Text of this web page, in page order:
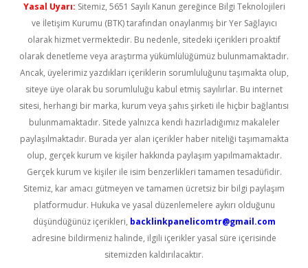
Yasal Uyarı: Sitemiz, 5651 Sayılı Kanun gereğince Bilgi Teknolojileri
ve İletişim Kurumu (BTK) tarafından onaylanmış bir Yer Sağlayıcı
olarak hizmet vermektedir. Bu nedenle, sitedeki içerikleri proaktif
olarak denetleme veya araştırma yükümlülüğümüz bulunmamaktadır.
Ancak, üyelerimiz yazdıkları içeriklerin sorumluluğunu taşımakta olup,
siteye üye olarak bu sorumluluğu kabul etmiş sayılırlar. Bu internet
sitesi, herhangi bir marka, kurum veya şahıs şirketi ile hiçbir bağlantısı
bulunmamaktadır. Sitede yalnızca kendi hazırladığımız makaleler
paylaşılmaktadır. Burada yer alan içerikler haber niteliği taşımamakta
olup, gerçek kurum ve kişiler hakkında paylaşım yapılmamaktadır.
Gerçek kurum ve kişiler ile isim benzerlikleri tamamen tesadüfidir.
Sitemiz, kar amacı gütmeyen ve tamamen ücretsiz bir bilgi paylaşım
platformudur. Hukuka ve yasal düzenlemelere aykırı olduğunu
düşündüğünüz içerikleri, backlinkpanelicomtr@gmail.com
adresine bildirmeniz halinde, ilgili içerikler yasal süre içerisinde
sitemizden kaldırılacaktır.